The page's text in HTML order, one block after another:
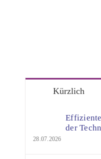
Kürzlich
der
28.07.2026